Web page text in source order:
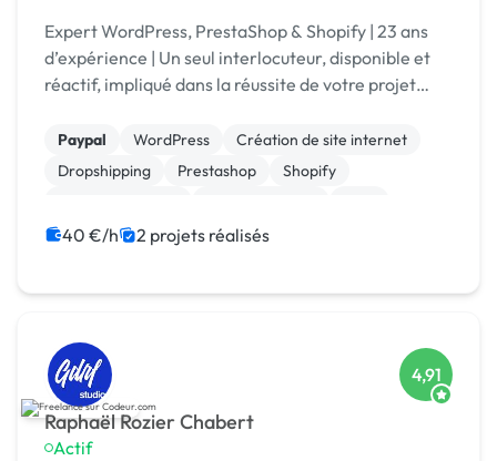
Expert WordPress, PrestaShop & Shopify | 23 ans
d’expérience | Un seul interlocuteur, disponible et
réactif, impliqué dans la réussite de votre projet
Paypal WordPress
Création de site internet
Dropshipping
Prestashop
Shopify
Gestion site web
40 €/h 2 projets réalisés
Raphaël Rozier Chabert
Actif
4,91